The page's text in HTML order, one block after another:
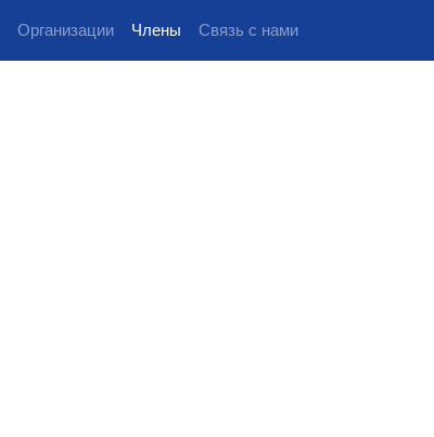
Организации Члены Связь с нами